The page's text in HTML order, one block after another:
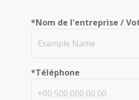
*Nom de l'entreprise /
*Téléphone